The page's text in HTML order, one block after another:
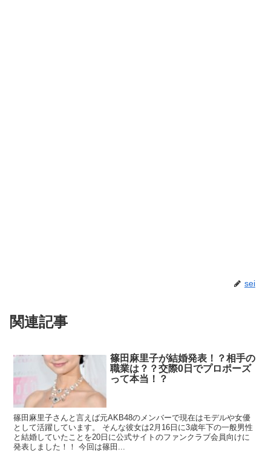
sei
関連記事
篠田麻里子が結婚発表！？相手の
職業は？？交際0日でプロポーズ
って本当！？
篠田麻里子さんと言えば元AKB48のメンバーで現在はモデルや女優
として活躍しています。 そんな彼女は2月16日に3歳年下の一般男性
と結婚していたことを20日に公式サイトのファンクラブ会員向けに
発表しました！！ 今回は篠田...